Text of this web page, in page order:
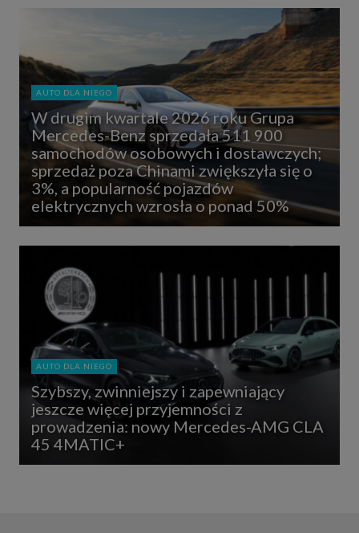
AUTO DLA NIEGO
W drugim kwartale 2026 roku Grupa
Mercedes-Benz sprzedała 511 900
samochodów osobowych i dostawczych;
sprzedaż poza Chinami zwiększyła się o
3%, a popularność pojazdów
elektrycznych wzrosła o ponad 50%
AUTO DLA NIEGO
Szybszy, zwinniejszy i zapewniający
jeszcze więcej przyjemności z
prowadzenia: nowy Mercedes-AMG CLA
45 4MATIC+